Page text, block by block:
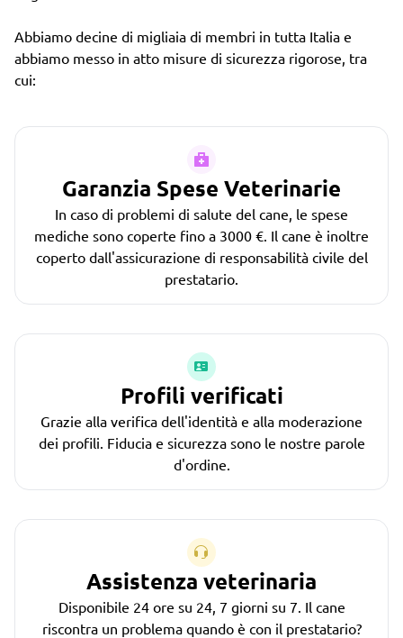
Abbiamo decine di migliaia di membri in tutta Italia e
abbiamo messo in atto misure di sicurezza rigorose, tra
cui:
Garanzia Spese Veterinarie
In caso di problemi di salute del cane, le spese
mediche sono coperte fino a 3000 €. Il cane è inoltre
coperto dall'assicurazione di responsabilità civile del
prestatario.
Profili verificati
Grazie alla verifica dell'identità e alla moderazione
dei profili. Fiducia e sicurezza sono le nostre parole
d'ordine.
Assistenza veterinaria
Disponibile 24 ore su 24, 7 giorni su 7. Il cane
riscontra un problema quando è con il prestatario?